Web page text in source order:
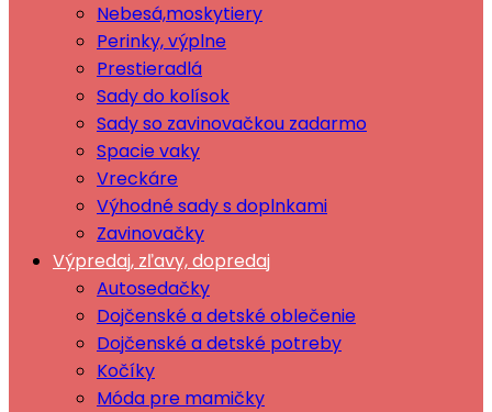
Nebesá,moskytiery
Perinky, výplne
Prestieradlá
Sady do kolísok
Sady so zavinovačkou zadarmo
Spacie vaky
Vreckáre
Výhodné sady s doplnkami
Zavinovačky
Výpredaj, zľavy, dopredaj
Autosedačky
Dojčenské a detské oblečenie
Dojčenské a detské potreby
Kočíky
Móda pre mamičky